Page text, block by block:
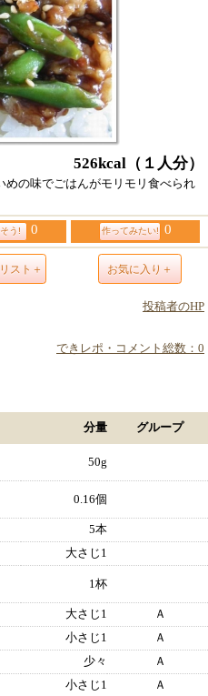
526kcal （１人分）
めの味でごはんがモリモリ食べられ
う! 0 作ってみたい! 0
スト＋ お気に入り＋
投稿者のHP
できレポ・コメント総数：0
分量 グループ
50g
0.16個
5本
大さじ1
1杯
大さじ1 Ａ
小さじ1 Ａ
少々 Ａ
小さじ1 Ａ